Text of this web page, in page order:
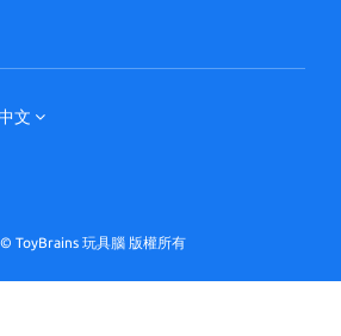
文
ToyBrains 玩具腦 版權所有